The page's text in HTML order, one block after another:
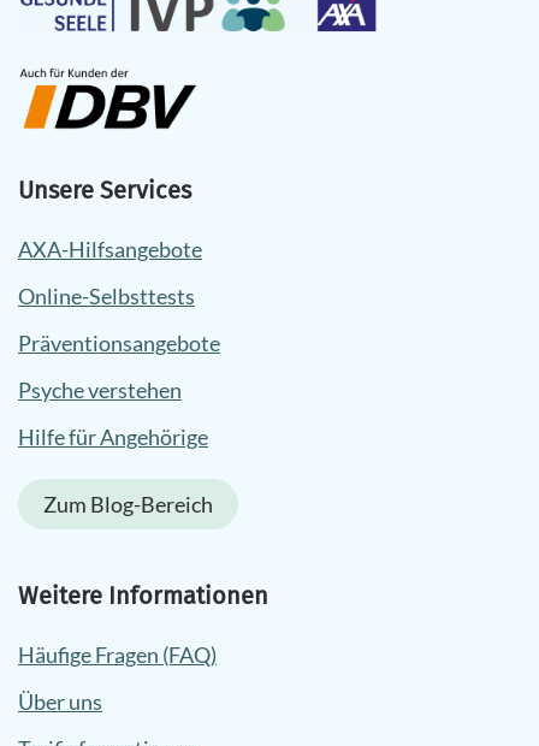
Unsere Services
AXA-Hilfsangebote
Online-Selbsttests
Präventionsangebote
Psyche verstehen
Hilfe für Angehörige
Zum Blog-Bereich
Weitere Informationen
Häufige Fragen (FAQ)
Über uns